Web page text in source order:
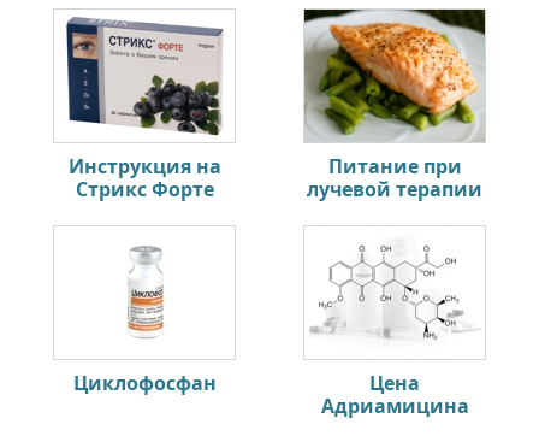
Инструкция на
Стрикс Форте
Питание при
лучевой терапии
Циклофосфан
Цена
Адриамицина